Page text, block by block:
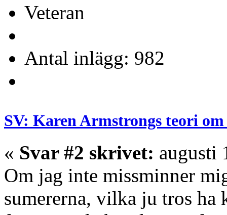
Veteran
Antal inlägg: 982
SV: Karen Armstrongs teori
« Svar #2 skrivet: augusti
Om jag inte missminner
sumererna, vilka ju tros